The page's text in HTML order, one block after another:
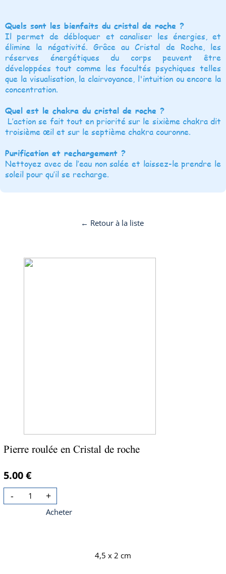
Quels sont les bienfaits du cristal de roche ?
Il permet de débloquer et canaliser les énergies, et
élimine la négativité. Grâce au Cristal de Roche, les
réserves énergétiques du corps peuvent être
développées tout comme les facultés psychiques telles
que la visualisation, la clairvoyance, l'intuition ou encore la
concentration.
Quel est le chakra du cristal de roche ?
L’action se fait tout en priorité sur le sixième chakra dit
troisième œil et sur le septième chakra couronne.
Purification et rechargement ?
Nettoyez avec de l’eau non salée et laissez-le prendre le
soleil pour qu’il se recharge.
← Retour à la liste
Pierre roulée en Cristal de roche
5.00 €
- +
Acheter
4,5 x 2 cm